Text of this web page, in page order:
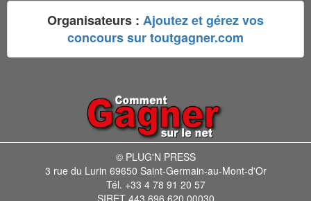
Organisateurs : Ajoutez et gérez vos
concours sur toutgagner.com
© PLUG'N PRESS
3 rue du Lurin 69650 Saint-Germain-au-Mont-d'Or
Tél. +33 4 78 91 20 57